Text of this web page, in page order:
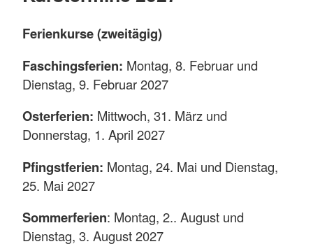
Ferienkurse (zweitägig)
Faschingsferien: Montag, 8. Februar und
Dienstag, 9. Februar 2027
Osterferien: Mittwoch, 31. März und
Donnerstag, 1. April 2027
Pfingstferien: Montag, 24. Mai und Dienstag,
25. Mai 2027
Sommerferien: Montag, 2.. August und
Dienstag, 3. August 2027